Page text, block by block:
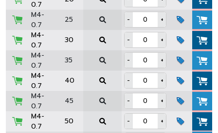
0.7
M4-
0.7
25 -
+
M4-
0.7
30 -
+
M4-
0.7
35 -
+
M4-
0.7
40 -
+
M4-
0.7
45 -
+
M4-
0.7
50 - +